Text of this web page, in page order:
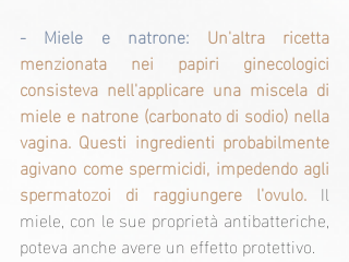
- Miele e natrone:
Un'altra ricetta
menzionata nei papiri ginecologici
consisteva nell'applicare una miscela di
miele e natrone (carbonato di sodio) nella
vagina. Questi ingredienti probabilmente
agivano come spermicidi, impedendo agli
spermatozoi di raggiungere l'ovulo. Il
miele, con le sue proprietà antibatteriche,
poteva anche avere un effetto protettivo.